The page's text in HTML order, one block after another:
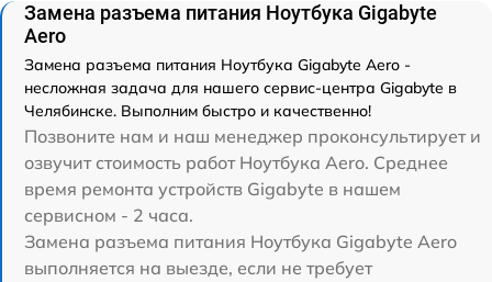
Замена разъема питания Ноутбука Gigabyte
Aero
Замена разъема питания Ноутбука Gigabyte Aero -
несложная задача для нашего сервис-центра Gigabyte в
Челябинске. Выполним быстро и качественно!
Позвоните нам и наш менеджер проконсультирует и
озвучит стоимость работ Ноутбука Aero. Среднее
время ремонта устройств Gigabyte в нашем
сервисном - 2 часа.
Замена разъема питания Ноутбука Gigabyte Aero
выполняется на выезде, если не требует